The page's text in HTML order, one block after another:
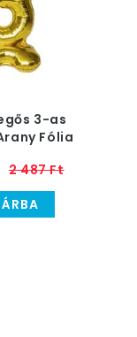
3-as
Fólia
2 487 Ft